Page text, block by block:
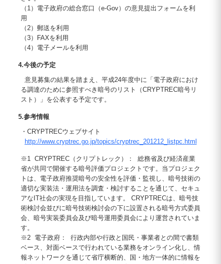
（1）電子政府の総合窓口（e-Gov）の意見提出フォームを利
用
（2）郵送を利用
（3）FAXを利用
（4）電子メールを利用
4.今後の予定
意見募集の結果を踏まえ、平成24年度中に「電子政府におけ
る調達のために参照すべき暗号のリスト（CRYPTREC暗号リ
スト）」を公表する予定です。
5.参考情報
・CRYPTRECウェブサイト
http://www.cryptrec.go.jp/topics/cryptrec_201212_listpc.html
※1 CRYPTREC（クリプトレック）： 総務省及び経済産業
省が共同で開催する暗号評価プロジェクトです。当プロジェク
トは、電子政府推奨暗号の安全性を評価・監視し、暗号技術の
適切な実装法・運用法を調査・検討することを通じて、セキュ
アなIT社会の実現を目指しています。 CRYPTRECは、暗号技
術検討会並びに暗号技術検討会の下に設置される暗号方式委員
会、暗号実装委員会及び暗号運用委員会により運営されていま
す。
※2 電子政府： 行政内部や行政と国民・事業者との間で書類
ベース、対面ベースで行われている業務をオンライン化し、情
報ネットワークを通じて省庁横断的、国・地方一体的に情報を